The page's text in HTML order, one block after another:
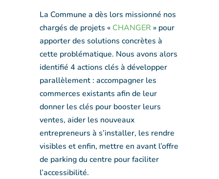
La Commune a dès lors missionné nos
chargés de projets « CHANGER » pour
apporter des solutions concrètes à
cette problématique. Nous avons alors
identifié 4 actions clés à développer
parallèlement : accompagner les
commerces existants afin de leur
donner les clés pour booster leurs
ventes, aider les nouveaux
entrepreneurs à s’installer, les rendre
visibles et enfin, mettre en avant l’offre
de parking du centre pour faciliter
l’accessibilité.